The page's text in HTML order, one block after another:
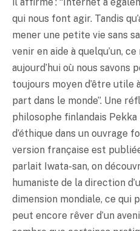
qui nous font agir. Tandis
mener une petite vie sans
venir en aide à quelqu’un, ce
aujourd’hui où nous savons
toujours moyen d’être utile
part dans le monde”. Une
philosophe finlandais
d’éthique dans un ouvrage
version française est
parlait Iwata-san, on
humaniste de la direction
dimension mondiale, ce qui
peut encore rêver d’un